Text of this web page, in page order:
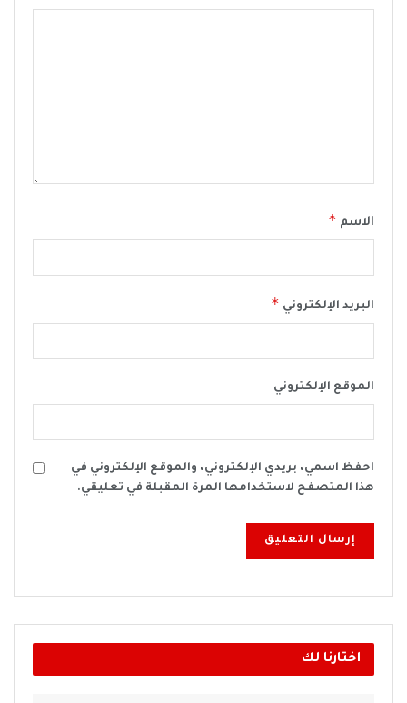
الاسم *
البريد الإلكتروني *
الموقع الإلكتروني
احفظ اسمي، بريدي الإلكتروني، والموقع الإلكتروني في
هذا المتصفح لاستخدامها المرة المقبلة في تعليقي.
اختارنا لك